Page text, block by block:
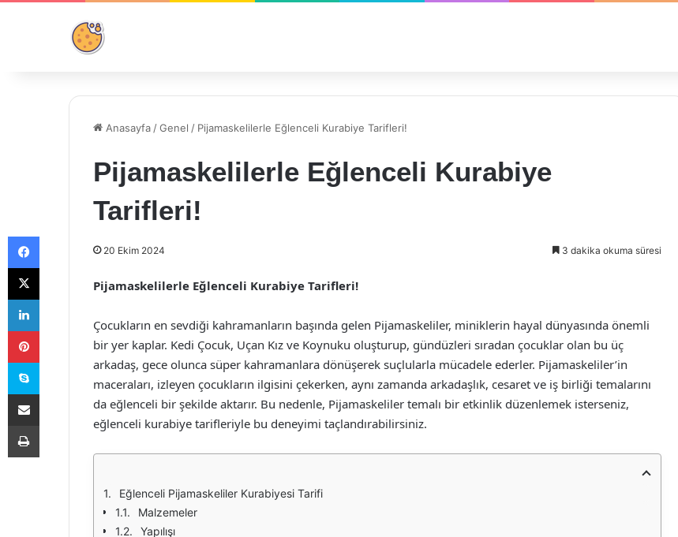
Anasayfa /Genel / Pijamaskelilerle Eğlenceli Kurabiye Tarifleri!
Pijamaskelilerle Eğlenceli Kurabiye
Tarifleri!
20 Ekim 2024 3 dakika okuma süresi
Pijamaskelilerle Eğlenceli Kurabiye Tarifleri!
Çocukların en sevdiği kahramanların başında gelen Pijamaskeliler, miniklerin hayal dünyasında önemli
bir yer kaplar. Kedi Çocuk, Uçan Kız ve Koynuku oluşturup, gündüzleri sıradan çocuklar olan bu üç
arkadaş, gece olunca süper kahramanlara dönüşerek suçlularla mücadele ederler. Pijamaskeliler’in
maceraları, izleyen çocukların ilgisini çekerken, aynı zamanda arkadaşlık, cesaret ve iş birliği temalarını
da eğlenceli bir şekilde aktarır. Bu nedenle, Pijamaskeliler temalı bir etkinlik düzenlemek isterseniz,
eğlenceli kurabiye tarifleriyle bu deneyimi taçlandırabilirsiniz.
Eğlenceli Pijamaskeliler Kurabiyesi Tarifi
Malzemeler
Yapılışı
Facebook
X
LinkedIn
Pinterest
Skype
E-Posta ile paylaş